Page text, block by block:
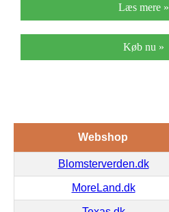
Læs mere »
Køb nu »
Webshop
Blomsterverden.dk
MoreLand.dk